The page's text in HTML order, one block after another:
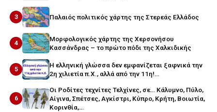
3 Παλαιός πολιτικός χάρτης της Στερεάς Ελλάδος
4
Μορφολογικός χάρτης της Χερσονήσου
Κασσάνδρας – το πρώτο πόδι της Χαλκιδικής
5
Η ελληνική γλώσσα δεν εμφανίζεται ξαφνικά την
2η χιλιετία π.Χ., αλλά από την 11η!…
6
Οι Ροδίτες τεχνίτες Τελχίνες, σε… Κάλυμνο, Πύλο,
Αίγινα, Σπέτσες, Αγκίστρι, Κύπρο, Κρήτη, Βοιωτία,
Κορινθία,…